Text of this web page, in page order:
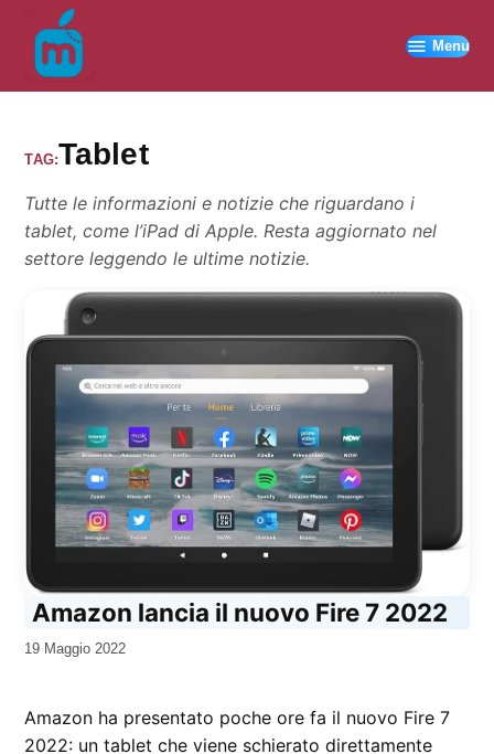
contenuto
Menu
TAG:Tablet
Tutte le informazioni e notizie che riguardano i
tablet, come l’iPad di Apple. Resta aggiornato nel
settore leggendo le ultime notizie.
Amazon lancia il nuovo Fire 7 2022
da
19 Maggio 2022
Amazon ha presentato poche ore fa il nuovo Fire 7
2022: un tablet che viene schierato direttamente